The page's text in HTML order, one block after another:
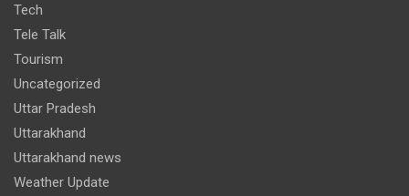
Tech
Tele Talk
Tourism
Uncategorized
Uttar Pradesh
Uttarakhand
Uttarakhand news
Weather Update